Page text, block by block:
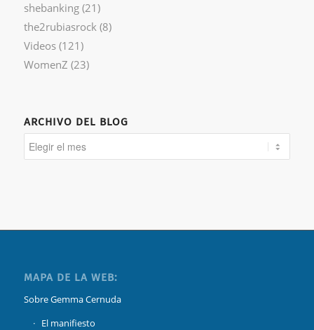
shebanking(21)
the2rubiasrock(8)
Videos(121)
WomenZ (23)
ARCHIVO DEL BLOG
MAPA DE LA WEB:
Sobre Gemma Cernuda
El manifiesto